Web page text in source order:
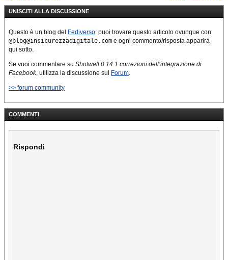
UNISCITI ALLA DISCUSSIONE
Questo è un blog del Fediverso: puoi trovare questo articolo ovunque con
@blog@insicurezzadigitale.com e ogni commento/risposta apparirà
qui sotto.
Se vuoi commentare su Shotwell 0.14.1 correzioni dell’integrazione di
Facebook, utilizza la discussione sul Forum
>> forum community
COMMENTI
Rispondi